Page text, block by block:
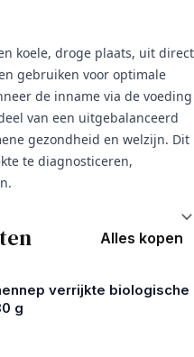
koele, droge plaats, uit direct
gebruiken voor optimale
de inname via de voeding
van een uitgebalanceerd
gezondheid en welzijn. Dit
te diagnosticeren,
Alles kopen
verrijkte biologische
g